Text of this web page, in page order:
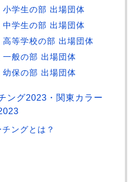
小学生の部 出場団体
中学生の部 出場団体
高等学校の部 出場団体
一般の部 出場団体
幼保の部 出場団体
ング2023・関東カラー
ングとは？